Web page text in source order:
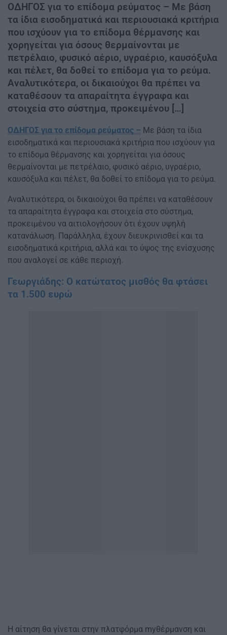
ΟΔΗΓΟΣ για το επίδομα ρεύματος – Με βάση
τα ίδια εισοδηματικά και περιουσιακά κριτήρια
που ισχύουν για το επίδομα θέρμανσης και
χορηγείται για όσους θερμαίνονται με
πετρέλαιο, φυσικό αέριο, υγραέριο, καυσόξυλα
και πέλετ, θα δοθεί το επίδομα για το ρεύμα.
Αναλυτικότερα, οι δικαιούχοι θα πρέπει να
καταθέσουν τα απαραίτητα έγγραφα και
στοιχεία στο σύστημα, προκειμένου […]
ΟΔΗΓΟΣ για το επίδομα ρεύματος – Με βάση τα ίδια
εισοδηματικά και περιουσιακά κριτήρια που ισχύουν για
το επίδομα θέρμανσης και χορηγείται για όσους
θερμαίνονται με πετρέλαιο, φυσικό αέριο, υγραέριο,
καυσόξυλα και πέλετ, θα δοθεί το επίδομα για το ρεύμα.
Αναλυτικότερα, οι δικαιούχοι θα πρέπει να καταθέσουν
τα απαραίτητα έγγραφα και στοιχεία στο σύστημα,
προκειμένου να αιτιολογήσουν ότι έχουν υψηλή
κατανάλωση. Παράλληλα, έχουν διευκρινισθεί και τα
εισοδηματικά κριτήρια, αλλά και το ύψος της ενίσχυσης
που αναλογεί σε κάθε περιοχή.
Γεωργιάδης: O κατώτατος μισθός θα φτάσει
τα 1.500 ευρώ
Η αίτηση θα γίνεται στην πλατφόρμα myθέρμανση και